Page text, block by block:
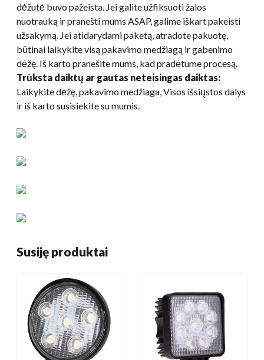
dėžutė buvo pažeista. Jei galite užfiksuoti žalos
nuotrauką ir pranešti mums ASAP, galime iškart pakeisti
užsakymą. Jei atidarydami paketą, atradote pakuotę,
būtinai laikykite visą pakavimo medžiagą ir gabenimo
dėžę. Iš karto pranešite mums, kad pradėtume procesą.
Trūksta daiktų ar gautas neteisingas daiktas:
Laikykite dėžę, pakavimo medžiaga, Visos išsiųstos dalys
ir iš karto susisiekite su mumis.
Susiję produktai